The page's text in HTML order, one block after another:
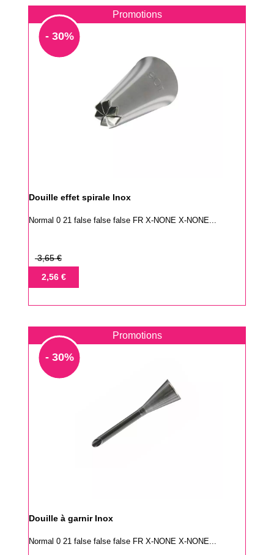
Promotions
- 30%
Douille effet spirale Inox
Normal 0 21 false false false FR X-NONE X-NONE...
Prix
base
3,65 €
Prix2,56 €
Promotions
- 30%
Douille à garnir Inox
Normal 0 21 false false false FR X-NONE X-NONE...